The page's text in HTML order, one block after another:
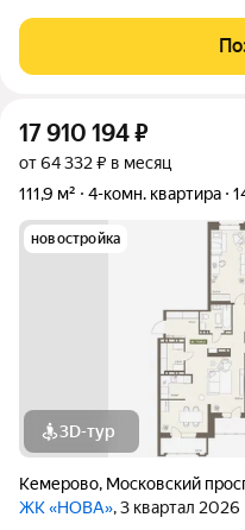
реализован жилой квартал
будет осуществляться в 4
17 910 194₽
от 64 332 ₽ в месяц
111,9 м²
4-комн. квартира
новостройка
3D-тур
Кемерово, Московский
ЖК «НОВА», 3 квартал 2026